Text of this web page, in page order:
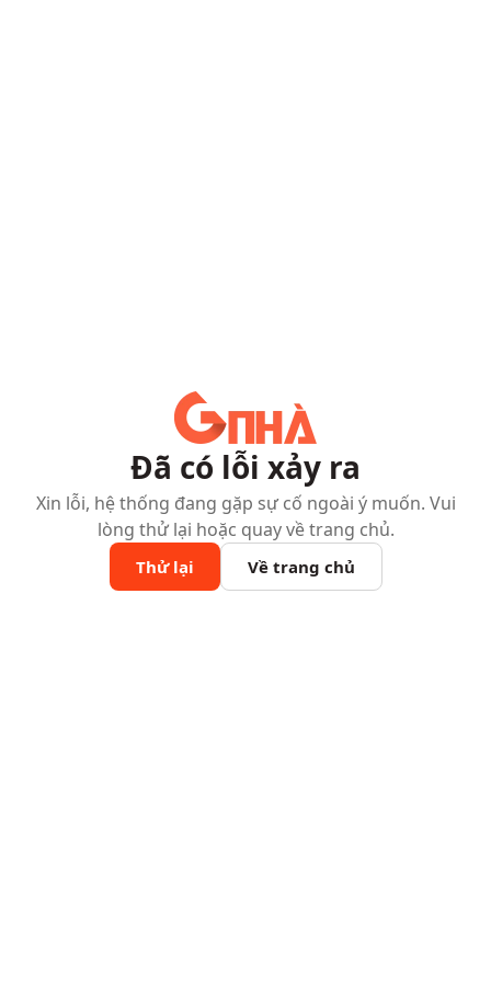
Đã có lỗi xảy ra
Xin lỗi, hệ thống đang gặp sự cố ngoài ý muốn. Vui
lòng thử lại hoặc quay về trang chủ.
Thử lại Về trang chủ